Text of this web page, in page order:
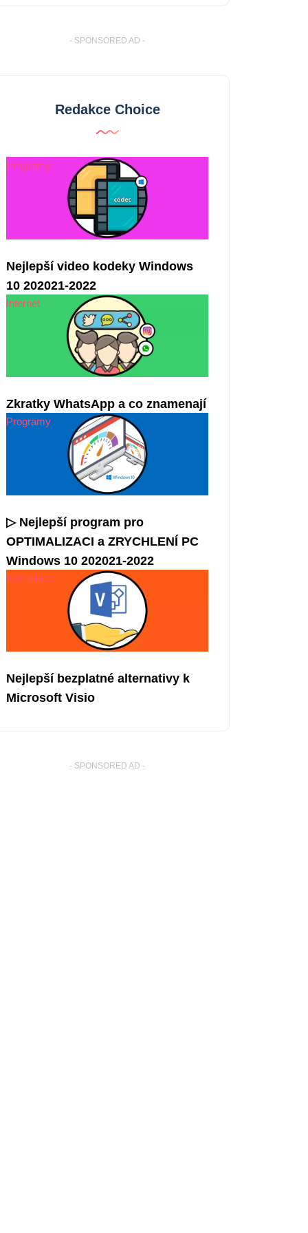
- SPONSORED AD -
Redakce Choice
Programy
Nejlepší video kodeky Windows
10 202021-2022
Internet
Zkratky WhatsApp a co znamenají
Programy
▷ Nejlepší program pro
OPTIMALIZACI a ZRYCHLENÍ PC
Windows 10 202021-2022
Kompilace
Nejlepší bezplatné alternativy k
Microsoft Visio
- SPONSORED AD -